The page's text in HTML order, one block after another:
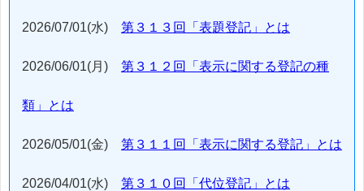
2026/07/01(水) 第３１３回「表題登記」とは
2026/06/01(月) 第３１２回「表示に関する登記の種
類」とは
2026/05/01(金) 第３１１回「表示に関する登記」とは
2026/04/01(水) 第３１０回「代位登記」とは